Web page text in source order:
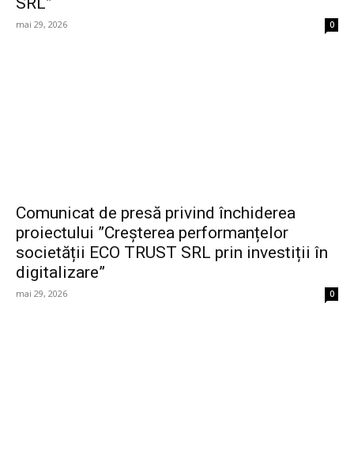
mai 29, 2026 0
Comunicat de presă privind închiderea
proiectului ”Creșterea performanțelor
societății ECO TRUST SRL prin investiții în
digitalizare”
mai 29, 2026 0